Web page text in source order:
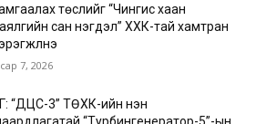
төслийг “Чингис хаан
сан нэгдэл” ХХК-тай хамтран
7, 2026
“ДЦС-3” ТӨХК-ийн нэн